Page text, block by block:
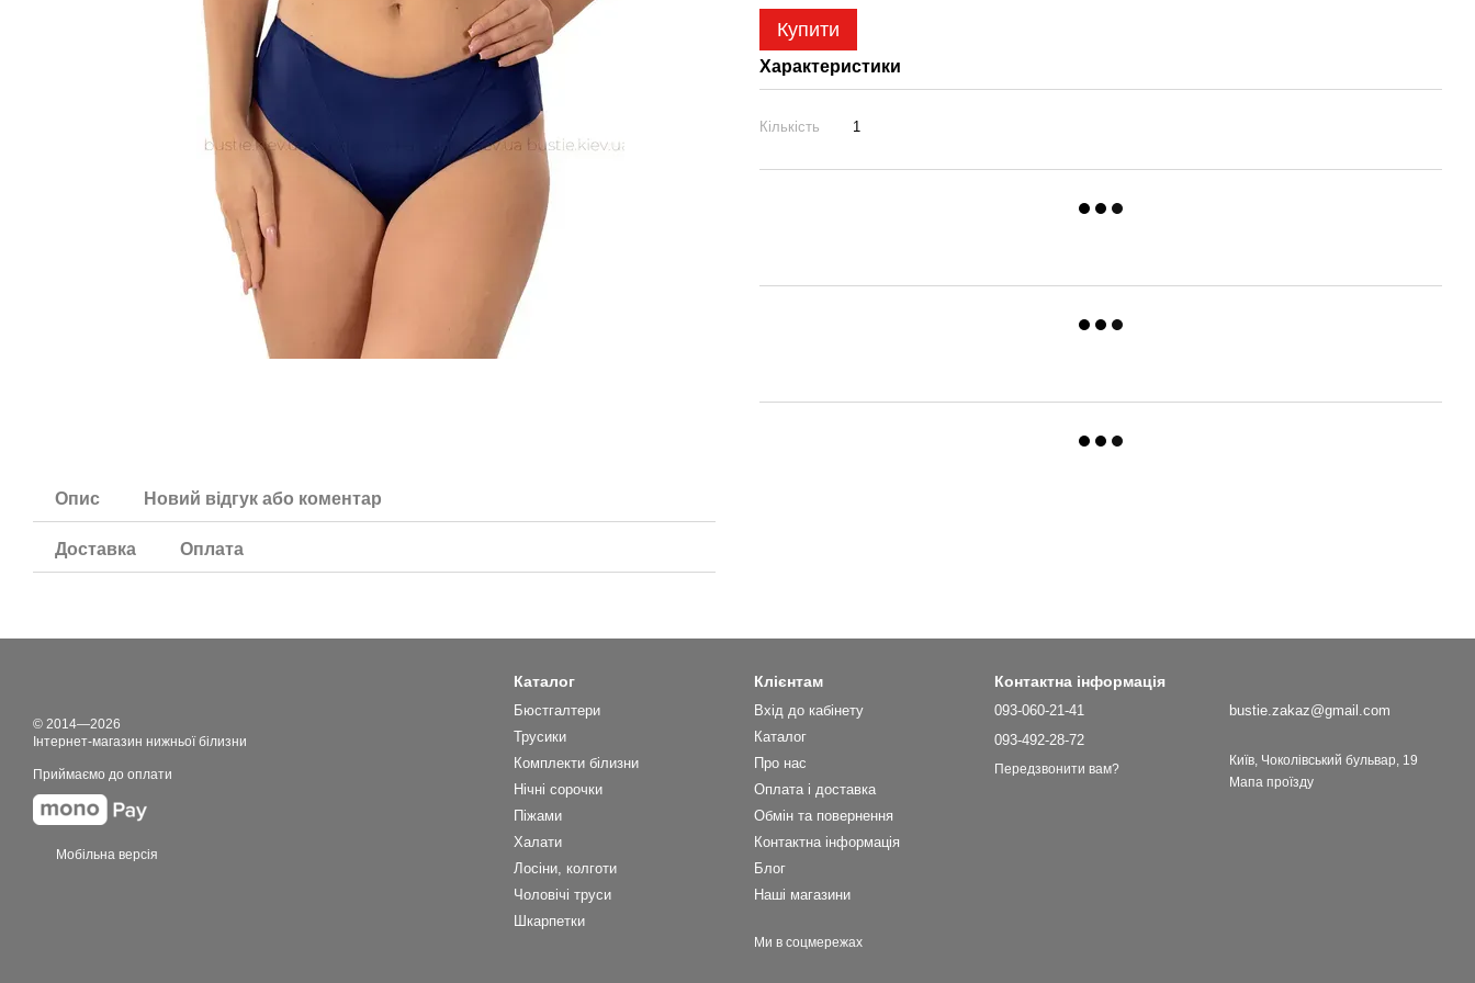
Опис Новий відгук або коментар
Доставка Оплата
Купити
Характеристики
Кількість 1
© 2014—2026
Інтернет-магазин нижньої білизни
Приймаємо до оплати
Мобільна версія
Каталог
Бюстгалтери
Трусики
Комплекти білизни
Нічні сорочки
Піжами
Халати
Лосіни, колготи
Чоловічі труси
Шкарпетки
Клієнтам
Вхід до кабінету
Каталог
Про нас
Оплата і доставка
Обмін та повернення
Контактна інформація
Блог
Наші магазини
Ми в соцмережах
Контактна інформація
093-060-21-41
093-492-28-72
Передзвонити вам?
bustie.zakaz@gmail.com
Київ, Чоколівський бульвар, 19
Мапа проїзду